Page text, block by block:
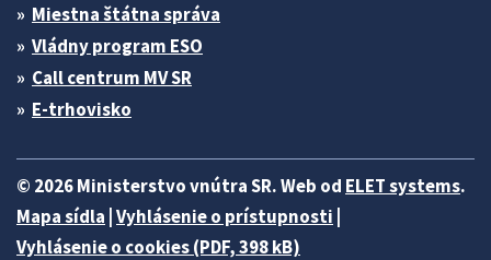
Miestna štátna správa
Vládny program ESO
Call centrum MV SR
E-trhovisko
© 2026 Ministerstvo vnútra SR. Web od ELET systems.
Mapa sídla Vyhlásenie o prístupnosti
Vyhlásenie o cookies (PDF, 398 kB)